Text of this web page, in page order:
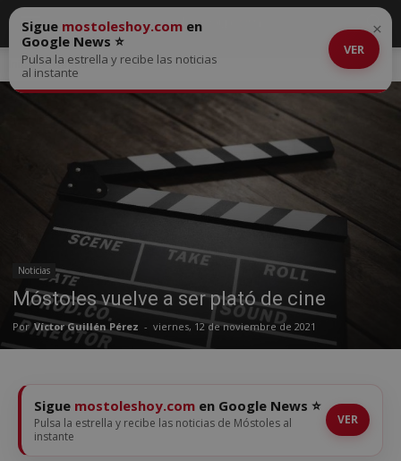
Inicio Noticias
Noticias
Móstoles vuelve a ser plató de cine
Por Víctor Guillén Pérez - viernes, 12 de noviembre de 2021
Sigue mostoleshoy.com en
Google News ⭐
Pulsa la estrella y recibe las noticias
al instante
VER
×
Sigue mostoleshoy.com en Google News ⭐
Pulsa la estrella y recibe las noticias de Móstoles al
instante
VER